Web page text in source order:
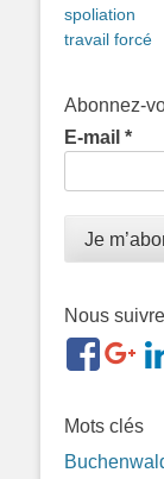
spoliation
travail forcé
Abonnez-
E-mail *
Nous suivre
https://
Mots clés